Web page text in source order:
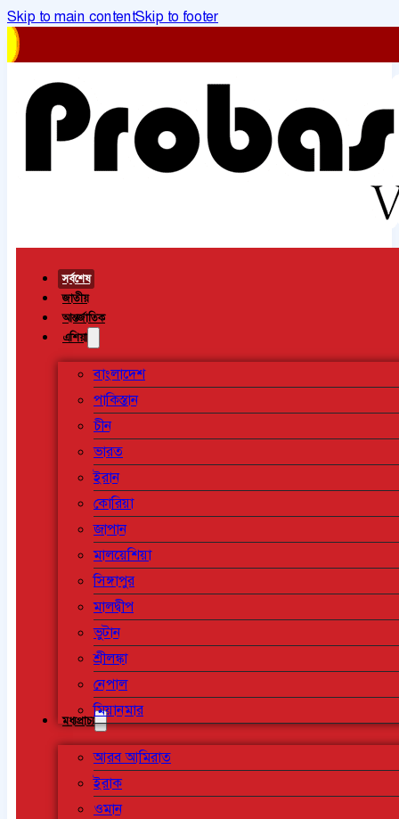
Skip to main contentSkip to footer
সর্বশেষ
জাতীয়
আন্তর্জাতিক
এশিয়া
বাংলাদেশ
পাকিস্তান
চীন
ভারত
ইরান
কোরিয়া
জাপান
মালয়েশিয়া
সিঙ্গাপুর
মালদ্বীপ
ভুটান
শ্রীলঙ্কা
নেপাল
মিয়ানমার
মধ্যপ্রাচ্য
আরব আমিরাত
ইরাক
ওমান